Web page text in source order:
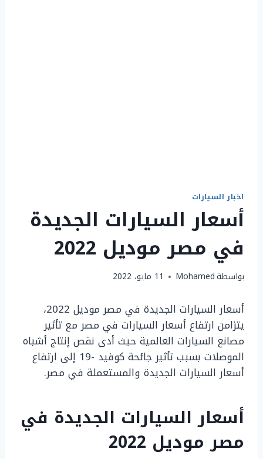
اخبار السيارات
أسعار السيارات الجديدة
في مصر موديل 2022
بواسطةMohamed 11 مايو، 2022
أسعار السيارات الجديدة في مصر موديل 2022،
يتزامن ارتفاع أسعار السيارات في مصر مع تأثير
مصانع السيارات العالمية حيث أدى نقص إنتاج أشباه
الموصلات بسبب تأثير جائحة كوفيد -19 إلى ارتفاع
أسعار السيارات الجديدة والمستعملة في مصر.
أسعار السيارات الجديدة في
مصر موديل 2022